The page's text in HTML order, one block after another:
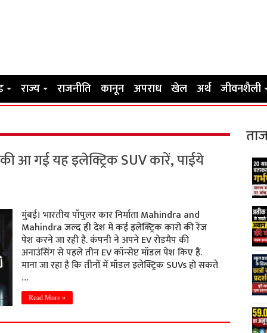
राज्य राजनीति कानून अपराध खेल अर्थ जीवनशैली
आ गई यह इलेक्ट्रिक SUV कारें, पाईये
मुंबई। भारतीय पॉपुलर कार निर्माता Mahindra and
Mahindra जल्द ही देश में कई इलेक्ट्रिक कारों की रेंज
पेश करने जा रही है. कंपनी ने अपने EV रोडमैप की
अनाउंसिंग से पहले तीन EV कॉन्सेप्ट मॉडल पेश किए हैं.
माना जा रहा है कि तीनों में मॉडल इलेक्ट्रिक SUVs हो सकते
…
Read More »